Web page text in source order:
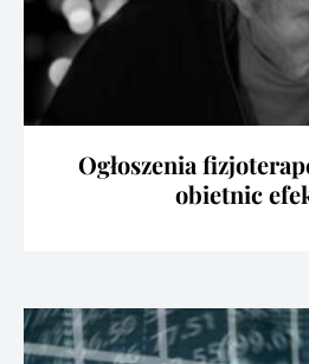
Ogłoszenia
obietnic